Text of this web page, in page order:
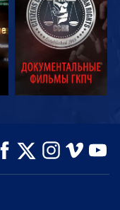
СМОТРЕТЬ
ПЕРЕДАЧИ